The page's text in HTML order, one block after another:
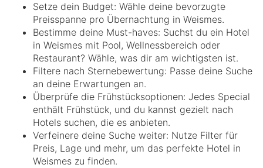
Setze dein Budget: Wähle deine bevorzugte
Preisspanne pro Übernachtung in Weismes.
Bestimme deine Must-haves: Suchst du ein Hotel
in Weismes mit Pool, Wellnessbereich oder
Restaurant? Wähle, was dir am wichtigsten ist.
Filtere nach Sternebewertung: Passe deine Suche
an deine Erwartungen an.
Überprüfe die Frühstücksoptionen: Jedes Special
enthält Frühstück, und du kannst gezielt nach
Hotels suchen, die es anbieten.
Verfeinere deine Suche weiter: Nutze Filter für
Preis, Lage und mehr, um das perfekte Hotel in
Weismes zu finden.